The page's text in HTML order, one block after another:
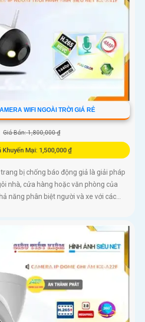
WIFI NGOÀI TRỜI GIÁ RẺ
Giá Bán: 1,800,000 ₫
Khuyến Mại: 1,500,000 ₫
bị chống báo động giả là giải pháp
nhà, cửa hàng hoặc văn phòng của
năng phân biệt người và xe với các...